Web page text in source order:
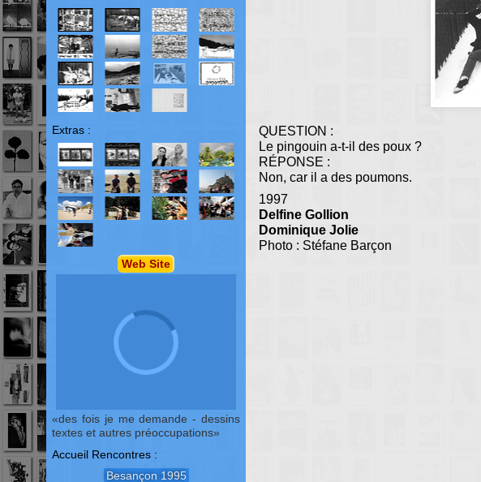
QUESTION :
Le pingouin a-t-il des poux ?
RÉPONSE :
Non, car il a des poumons.
1997
Delfine Gollion
Dominique Jolie
Photo : Stéfane Barçon
Extras :
Web Site
des fois je me demande - dessins
textes et autres préoccupations
Accueil Rencontres :
Besançon 1995